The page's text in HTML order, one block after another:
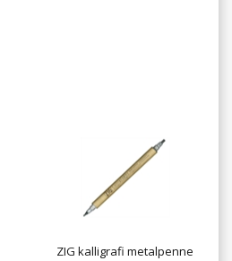
ZIG kalligrafi metalpenne